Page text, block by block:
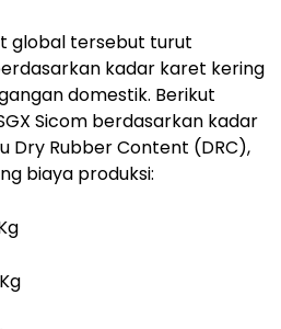
global tersebut turut
kadar karet kering
domestik. Berikut
Sicom berdasarkan kadar
Dry Rubber Content (DRC),
biaya produksi: